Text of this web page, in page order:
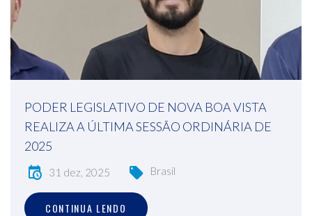
PODER LEGISLATIVO DE NOVA BOA VISTA
REALIZA A ÚLTIMA SESSÃO ORDINÁRIA DE
2025
31 dez, 2025 Brasil
CONTINUA LENDO